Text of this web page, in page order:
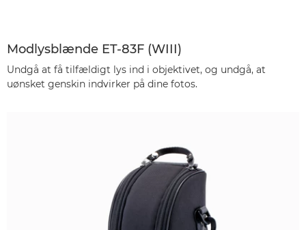
Modlysblænde ET-83F (WIII)
Undgå at få tilfældigt lys ind i objektivet, og undgå, at
uønsket genskin indvirker på dine fotos.